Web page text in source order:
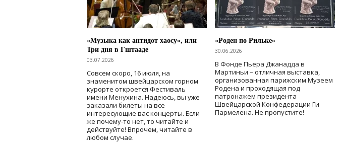
«Музыка как антидот хаосу», или
Три дня в Гштааде
03.07.2026
Совсем скоро, 16 июля, на
знаменитом швейцарском горном
курорте откроется Фестиваль
имени Менухина. Надеюсь, вы уже
заказали билеты на все
интересующие вас концерты. Если
же почему-то нет, то читайте и
действуйте! Впрочем, читайте в
любом случае.
«Роден по Рильке»
30.06.2026
В Фонде Пьера Джанадда в
Мартиньи – отличная выставка,
организованная парижским Музеем
Родена и проходящая под
патронажем президента
Швейцарской Конфедерации Ги
Пармелена. Не пропустите!